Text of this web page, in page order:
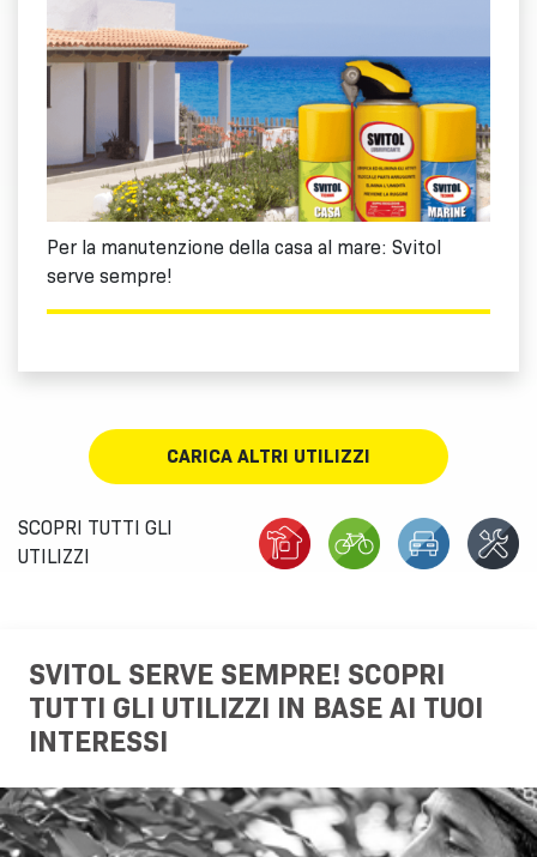
Per la manutenzione della casa al mare: Svitol
serve sempre!
CARICA ALTRI UTILIZZI
SCOPRI TUTTI GLI
UTILIZZI
SVITOL SERVE SEMPRE! SCOPRI
TUTTI GLI UTILIZZI IN BASE AI TUOI
INTERESSI